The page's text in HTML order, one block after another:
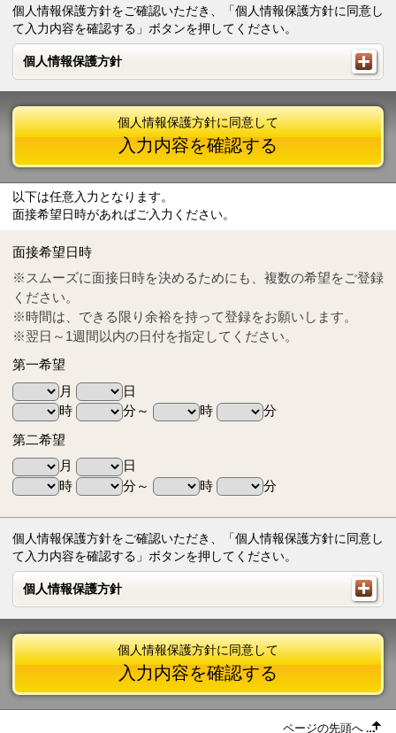
個人情報保護方針をご確認いただき、「個人情報保護方針に同意し
て入力内容を確認する」ボタンを押してください。
個人情報保護方針
個人情報保護方針
Tel
0570-55-0314
個人情報保護方針に同意して
入力内容を確認する
以下は任意入力となります。
面接希望日時があればご入力ください。
面接希望日時
※スムーズに面接日時を決めるためにも、複数の希望をご登録
ください。
※時間は、できる限り余裕を持って登録をお願いします。
※翌日～1週間以内の日付を指定してください。
第一希望
月
日
時
分～ 時
分
第二希望
月
日
時
分～ 時 分
個人情報保護方針をご確認いただき、「個人情報保護方針に同意し
て入力内容を確認する」ボタンを押してください。
個人情報保護方針
個人情報保護方針
個人情報保護方針に同意して
入力内容を確認する
ページの先頭へ